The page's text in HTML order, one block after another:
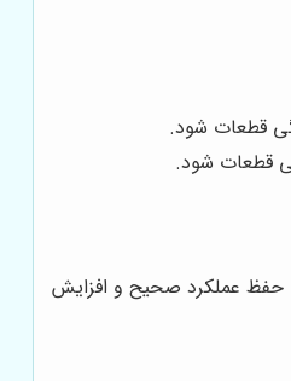
قطعات شود.
قطعات شود.
حفظ عملکرد صحیح و افزایش